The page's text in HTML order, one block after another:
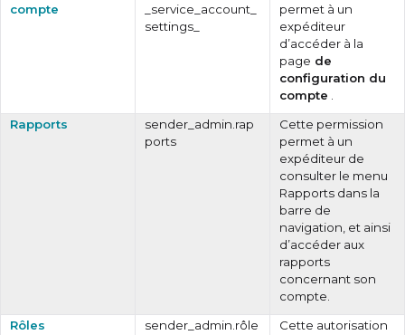
compte
_service_account_
settings_
permet à un
expéditeur
d’accéder à la
page de
configuration du
compte
Rapports
sender_admin.rap
ports
Cette permission
permet à un
expéditeur de
consulter le menu
Rapports dans la
barre de
navigation, et ainsi
d’accéder aux
rapports
concernant son
compte.
Rôles
sender_admin.rôle
Cette autorisation